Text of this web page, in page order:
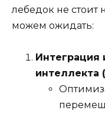
лебедок не стоит
можем ожидать:
Интеграция
интеллекта